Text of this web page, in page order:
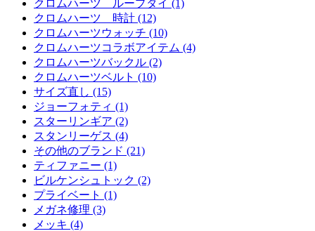
クロムハーツ ループタイ (1)
クロムハーツ 時計 (12)
クロムハーツウォッチ (10)
クロムハーツコラボアイテム (4)
クロムハーツバックル (2)
クロムハーツベルト (10)
サイズ直し (15)
ジョーフォティ (1)
スターリンギア (2)
スタンリーゲス (4)
その他のブランド (21)
ティファニー (1)
ビルケンシュトック (2)
プライベート (1)
メガネ修理 (3)
メッキ (4)